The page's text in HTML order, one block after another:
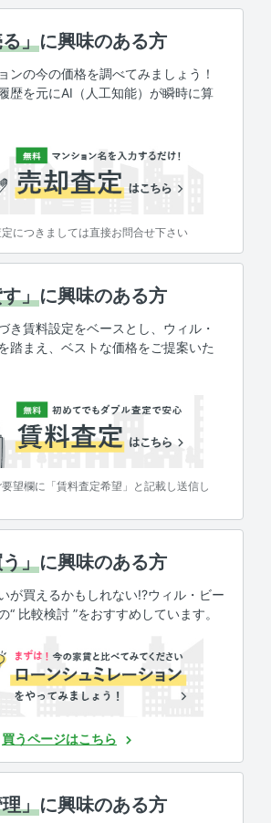
」に興味のある方
ンの今の価格を調べてみましょう！
歴を元にAI（人工知能）が瞬時に算
につきましては直接お問合せ下さい
」に興味のある方
き賃料設定をベースとし、ウィル・
踏まえ、ベストな価格をご提案いた
望欄に「賃料査定希望」と記載し送信し
」に興味のある方
が買えるかもしれない!?ウィル・ビー
“ 比較検討 ”をおすすめしています。
買うページはこちら
」に興味のある方